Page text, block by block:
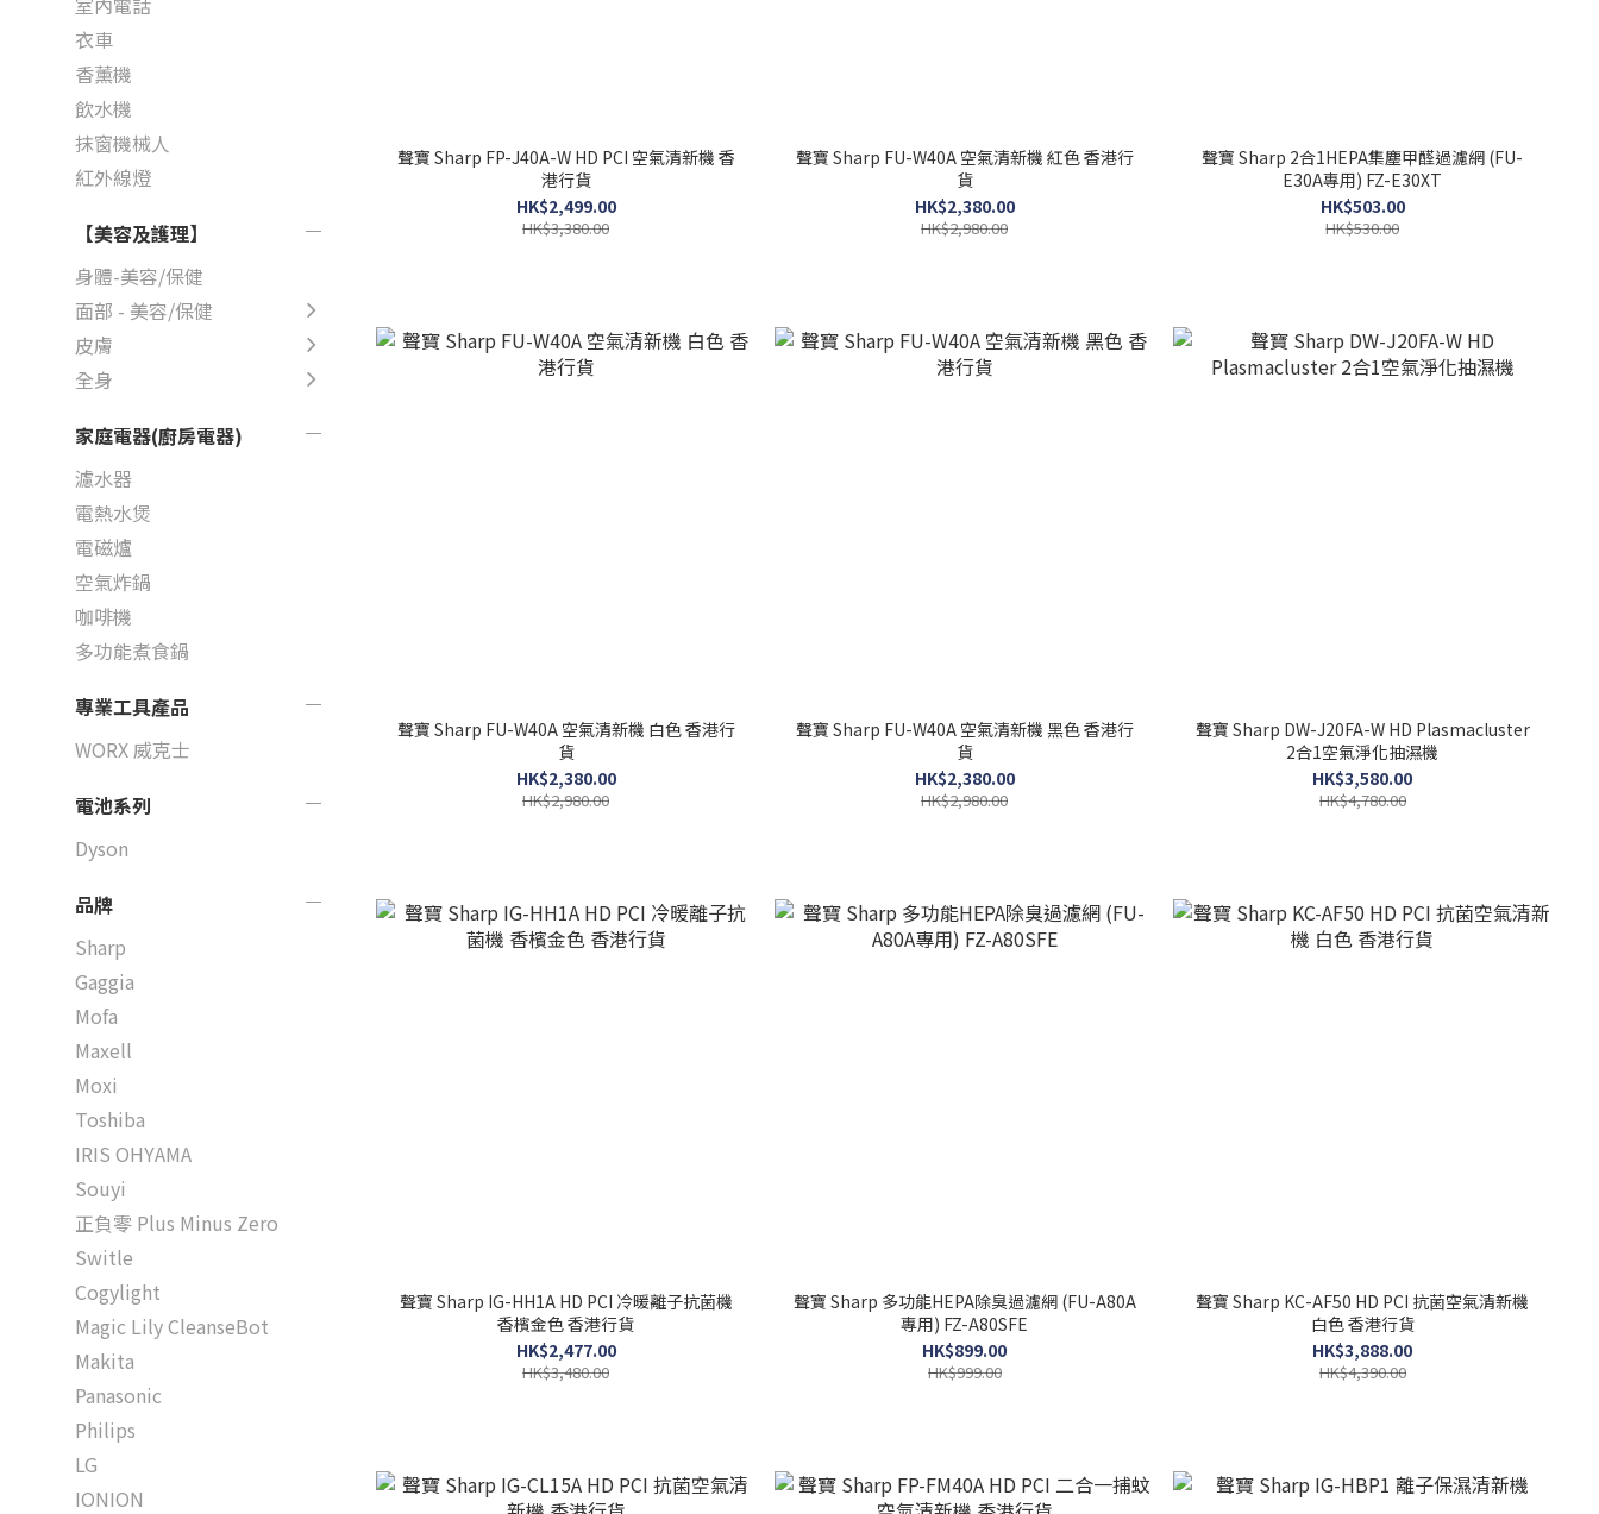
衣車
香薰機
飲水機
抹窗機械人
紅外線燈
【美容及護理】
身體-美容/保健
面部 - 美容/保健
皮膚
全身
家庭電器(廚房電器)
濾水器
電熱水煲
電磁爐
空氣炸鍋
咖啡機
多功能煮食鍋
專業工具產品
WORX 威克士
電池系列
Dyson
品牌
Sharp
Gaggia
Mofa
Maxell
Moxi
Toshiba
IRIS OHYAMA
Souyi
正負零 Plus Minus Zero
Switle
Cogylight
Magic Lily CleanseBot
Makita
Panasonic
Philips
LG
IONION
聲寶 Sharp FP-J40A-W HD PCI 空氣清新機 香
港行貨
HK$2,499.00
HK$3,380.00
聲寶 Sharp FU-W40A 空氣清新機 紅色 香港行
貨
HK$2,380.00
HK$2,980.00
聲寶 Sharp 2合1HEPA集塵甲醛過濾網 (FU-
E30A專用) FZ-E30XT
HK$503.00
HK$530.00
聲寶 Sharp FU-W40A 空氣清新機 白色 香港行
貨
HK$2,380.00
HK$2,980.00
聲寶 Sharp FU-W40A 空氣清新機 黑色 香港行
貨
HK$2,380.00
HK$2,980.00
聲寶 Sharp DW-J20FA-W HD Plasmacluster
2合1空氣淨化抽濕機
HK$3,580.00
HK$4,780.00
聲寶 Sharp IG-HH1A HD PCI 冷暖離子抗菌機
香檳金色 香港行貨
HK$2,477.00
HK$3,480.00
聲寶 Sharp 多功能HEPA除臭過濾網 (FU-A80A
專用) FZ-A80SFE
HK$899.00
HK$999.00
聲寶 Sharp KC-AF50 HD PCI 抗菌空氣清新機
白色 香港行貨
HK$3,888.00
HK$4,390.00